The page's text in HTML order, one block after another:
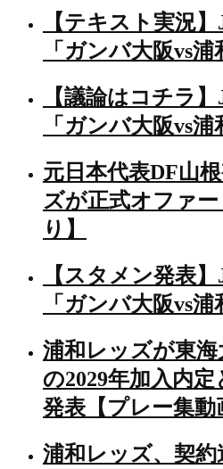
【テキスト実況
「ガンバ大阪vs浦
【議論はコチラ
「ガンバ大阪vs浦
元日本代表DF山
ズが正式オファ
り】
【スタメン発表
「ガンバ大阪vs浦
浦和レッズが東
の2029年加入内
発表【プレー集動
浦和レッズ、契